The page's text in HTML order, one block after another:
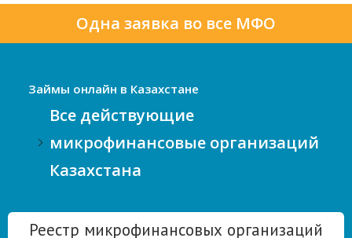
Одна заявка во все МФО
Займы онлайн в Казахстане
Все действующие
микрофинансовые организаций
Казахстана
Реестр микрофинансовых организаций